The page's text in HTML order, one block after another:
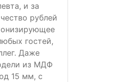
и за
рублей
гостей,
Даже
из МДФ
15 мм, с